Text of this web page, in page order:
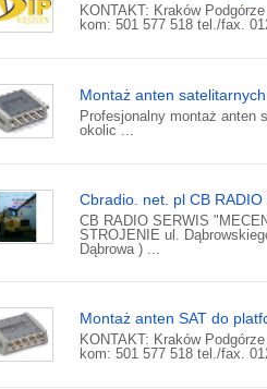
KONTAKT: Kraków
kom: 501 577 518 tel./fax.
Montaż anten
Profesjonalny montaż anten
okolic ...
Cbradio. net. pl CB
CB RADIO SERWIS
STROJENIE ul.
Dąbrowa ) ...
Montaż anten SAT do
KONTAKT: Kraków
kom: 501 577 518 tel./fax.